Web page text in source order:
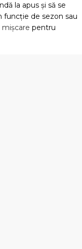
la apus și să se
funcție de sezon sau
mișcare pentru